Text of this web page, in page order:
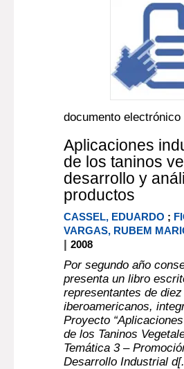
documento electrónico
Aplicaciones
de los taninos
desarrollo y
productos
CASSEL, EDUARDO ;
VARGAS, RUBEM
|2008
Por segundo año
presenta un libro
representantes de
iberoamericanos,
Proyecto
de los Taninos
Temática 3 –
Desarrollo Industrial